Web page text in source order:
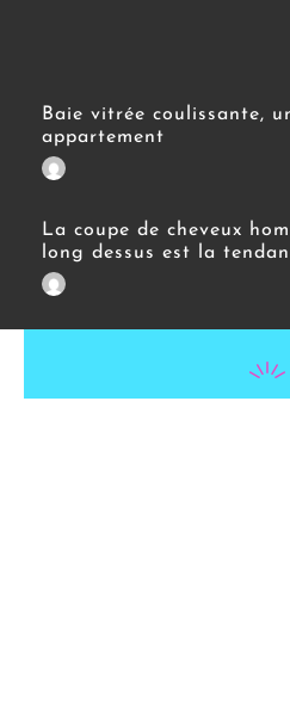
Baie vitrée coulissante,
appartement
La coupe de cheveux
long dessus est la